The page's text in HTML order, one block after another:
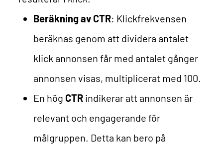
Beräkning av CTR: Klickfrekvensen
beräknas genom att dividera antalet
klick annonsen får med antalet gånger
annonsen visas, multiplicerat med 100.
En hög CTR indikerar att annonsen är
relevant och engagerande för
målgruppen. Detta kan bero på